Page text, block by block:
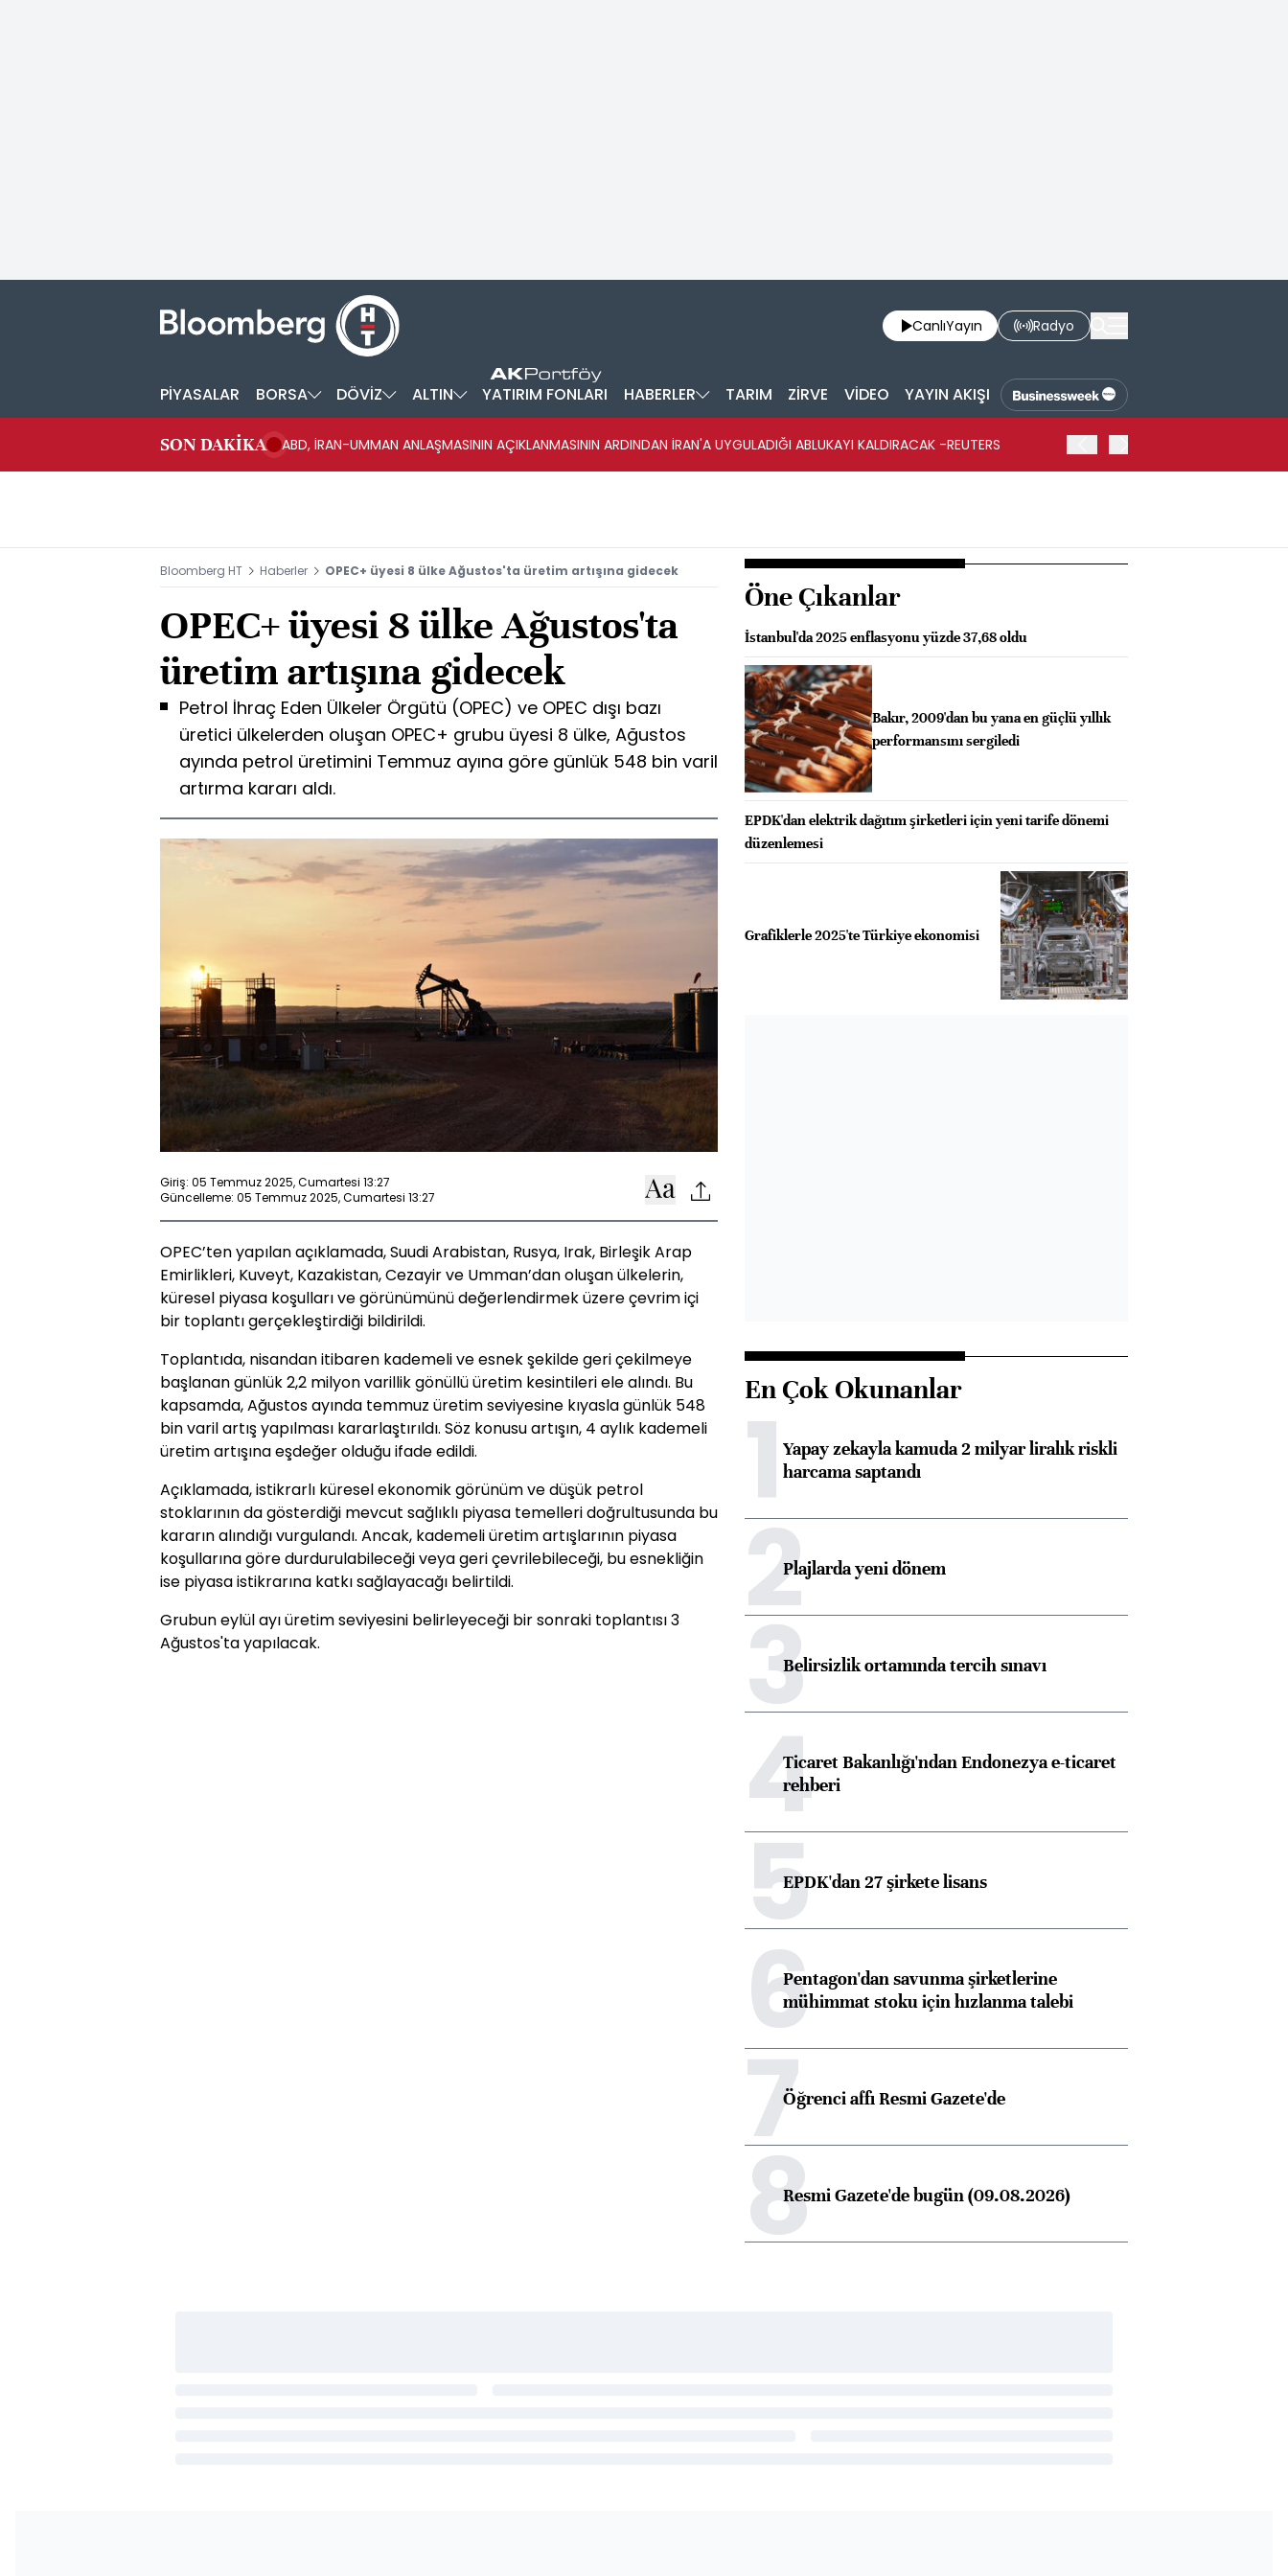
CanlıYayın Radyo
PİYASALAR BORSA DÖVİZ ALTIN YATIRIM FONLARI HABERLER TARIM ZİRVE VİDEO YAYIN AKIŞI
SON DAKİKA ABD, İRAN-UMMAN ANLAŞMASININ AÇIKLANMASININ ARDINDAN İRAN'A UYGULADIĞI ABLUKAYI KALDIRACAK -REUTERS
Bloomberg HT Haberler OPEC+ üyesi 8 ülke Ağustos'ta üretim artışına gidecek
OPEC+ üyesi 8 ülke Ağustos'ta
üretim artışına gidecek
Petrol İhraç Eden Ülkeler Örgütü (OPEC) ve OPEC dışı bazı
üretici ülkelerden oluşan OPEC+ grubu üyesi 8 ülke, Ağustos
ayında petrol üretimini Temmuz ayına göre günlük 548 bin varil
artırma kararı aldı.
Giriş: 05 Temmuz 2025, Cumartesi 13:27
Güncelleme: 05 Temmuz 2025, Cumartesi 13:27
OPEC’ten yapılan açıklamada, Suudi Arabistan, Rusya, Irak, Birleşik Arap
Emirlikleri, Kuveyt, Kazakistan, Cezayir ve Umman’dan oluşan ülkelerin,
küresel piyasa koşulları ve görünümünü değerlendirmek üzere çevrim içi
bir toplantı gerçekleştirdiği bildirildi.
Toplantıda, nisandan itibaren kademeli ve esnek şekilde geri çekilmeye
başlanan günlük 2,2 milyon varillik gönüllü üretim kesintileri ele alındı. Bu
kapsamda, Ağustos ayında temmuz üretim seviyesine kıyasla günlük 548
bin varil artış yapılması kararlaştırıldı. Söz konusu artışın, 4 aylık kademeli
üretim artışına eşdeğer olduğu ifade edildi.
Açıklamada, istikrarlı küresel ekonomik görünüm ve düşük petrol
stoklarının da gösterdiği mevcut sağlıklı piyasa temelleri doğrultusunda bu
kararın alındığı vurgulandı. Ancak, kademeli üretim artışlarının piyasa
koşullarına göre durdurulabileceği veya geri çevrilebileceği, bu esnekliğin
ise piyasa istikrarına katkı sağlayacağı belirtildi.
Grubun eylül ayı üretim seviyesini belirleyeceği bir sonraki toplantısı 3
Ağustos'ta yapılacak.
Öne Çıkanlar
İstanbul'da 2025 enflasyonu yüzde 37,68 oldu
Bakır, 2009'dan bu yana en güçlü yıllık
performansını sergiledi
EPDK'dan elektrik dağıtım şirketleri için yeni tarife dönemi
düzenlemesi
Grafiklerle 2025'te Türkiye ekonomisi
En Çok Okunanlar
1Yapay zekayla kamuda 2 milyar liralık riskli
harcama saptandı
2Plajlarda yeni dönem
3Belirsizlik ortamında tercih sınavı
4Ticaret Bakanlığı'ndan Endonezya e-ticaret
rehberi
5EPDK'dan 27 şirkete lisans
6Pentagon'dan savunma şirketlerine
mühimmat stoku için hızlanma talebi
7Öğrenci affı Resmi Gazete'de
8Resmi Gazete'de bugün (09.08.2026)